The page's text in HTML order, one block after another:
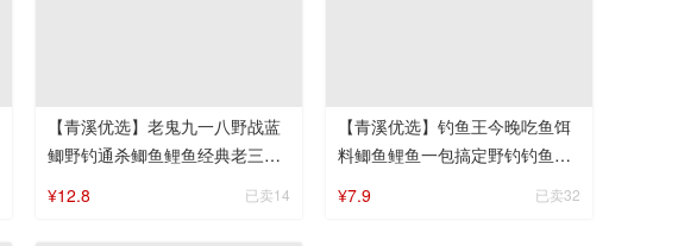
【青溪优选】老鬼九一八野战蓝
鲫野钓通杀鲫鱼鲤鱼经典老三样
¥12.8 已卖14
【青溪优选】钓鱼王今晚吃鱼饵
料鲫鱼鲤鱼一包搞定野钓钓鱼老
¥7.9 已卖32